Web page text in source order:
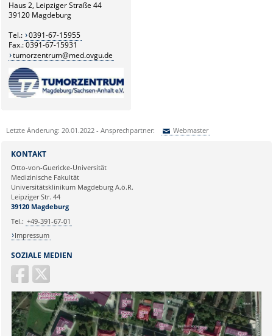
Haus 2, Leipziger Straße 44
39120 Magdeburg
Tel.: 0391-67-15955
Fax.: 0391-67-15931
tumorzentrum@med.ovgu.de
Letzte Änderung: 20.01.2022 - Ansprechpartner: Webmaster
Ihre E-Mailadresse:
Ihr Anliegen:
SOZIALE MEDIEN
KONTAKT
Otto-von-Guericke-Universität
Medizinische Fakultät
Universitätsklinikum Magdeburg A.ö.R.
Leipziger Str. 44
39120 Magdeburg
Tel.: +49-391-67-01
Impressum